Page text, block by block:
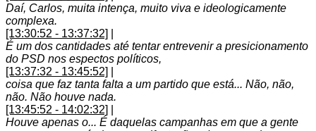
Daí, Carlos, muita intença, muito viva e ideologicamente
complexa.
[13:30:52 - 13:37:32]
É um dos cantidades até tentar entrevenir a presicionamento
do PSD nos espectos políticos,
[13:37:32 - 13:45:52]
coisa que faz tanta falta a um partido que está... Não, não,
não. Não houve nada.
[13:45:52 - 14:02:32]
Houve apenas o... É daquelas campanhas em que a gente